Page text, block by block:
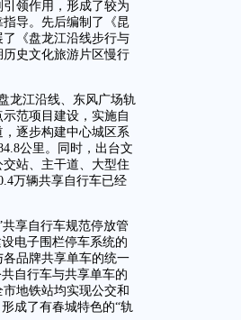
领作用，形成了较为
导。先后编制了《昆
《盘龙江沿线步行与
史文化旅游片区慢行
龙江沿线、东风广场轨
范项目建设，实施自
逐步构建中心城区系
公里。同时，出台文
站、主干道、大型住
万辆共享自行车已经
享自行车规范停放管
电子围栏停车系统的
品牌共享单车的统一
自行车与共享单车的
地铁站均实现公交和
成了有春城特色的“轨